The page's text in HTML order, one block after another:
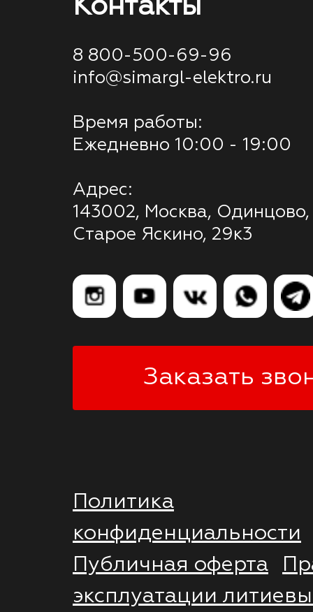
Контакты
8 800-500-69-96
info@simargl-elektro.ru
Время работы:
Ежедневно 10:00 - 19:00
Адрес:
143002, Москва, Одинцово,
Старое Яскино, 29к3
Заказать
Политика
конфиденциальности
Публичная оферта
эксплуатации